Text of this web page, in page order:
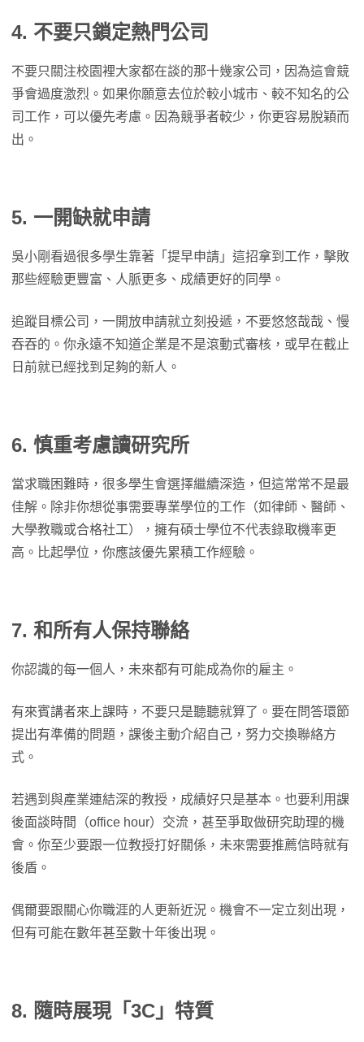
4. 不要只鎖定熱門公司
不要只關注校園裡大家都在談的那十幾家公司，因為這會競
爭會過度激烈。如果你願意去位於較小城市、較不知名的公
司工作，可以優先考慮。因為競爭者較少，你更容易脫穎而
出。
5. 一開缺就申請
吳小剛看過很多學生靠著「提早申請」這招拿到工作，擊敗
那些經驗更豐富、人脈更多、成績更好的同學。
追蹤目標公司，一開放申請就立刻投遞，不要悠悠哉哉、慢
吞吞的。你永遠不知道企業是不是滾動式審核，或早在截止
日前就已經找到足夠的新人。
6. 慎重考慮讀研究所
當求職困難時，很多學生會選擇繼續深造，但這常常不是最
佳解。除非你想從事需要專業學位的工作（如律師、醫師、
大學教職或合格社工），擁有碩士學位不代表錄取機率更
高。比起學位，你應該優先累積工作經驗。
7. 和所有人保持聯絡
你認識的每一個人，未來都有可能成為你的雇主。
有來賓講者來上課時，不要只是聽聽就算了。要在問答環節
提出有準備的問題，課後主動介紹自己，努力交換聯絡方
式。
若遇到與產業連結深的教授，成績好只是基本。也要利用課
後面談時間（office hour）交流，甚至爭取做研究助理的機
會。你至少要跟一位教授打好關係，未來需要推薦信時就有
後盾。
偶爾要跟關心你職涯的人更新近況。機會不一定立刻出現，
但有可能在數年甚至數十年後出現。
8. 隨時展現「3C」特質